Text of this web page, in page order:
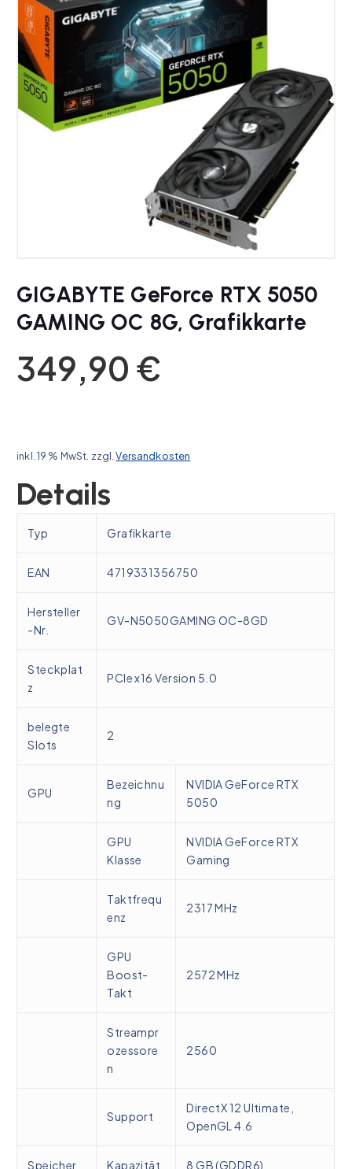
GIGABYTE GeForce RTX 5050
GAMING OC 8G, Grafikkarte
349,90 €
inkl. 19 % MwSt. zzgl.Versandkosten
Details
Typ Grafikkarte
EAN 4719331356750
Hersteller
-Nr.
GV-N5050GAMING OC-8GD
Steckplat
z
PCIe x16 Version 5.0
belegte
Slots
2
GPU
Bezeichnu
ng
NVIDIA GeForce RTX
5050
GPU
Klasse
NVIDIA GeForce RTX
Gaming
Taktfrequ
enz
2317 MHz
GPU
Boost-
Takt
2572 MHz
Streampr
ozessore
n
2560
Support
DirectX 12 Ultimate,
OpenGL 4.6
Speicher Kapazität 8 GB (GDDR6)